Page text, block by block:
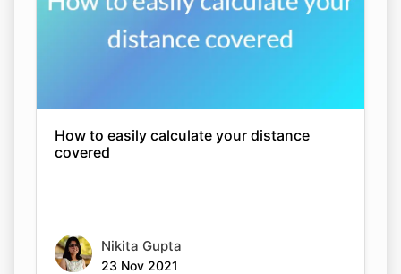
How to easily calculate your distance
covered
Nikita Gupta
23 Nov 2021